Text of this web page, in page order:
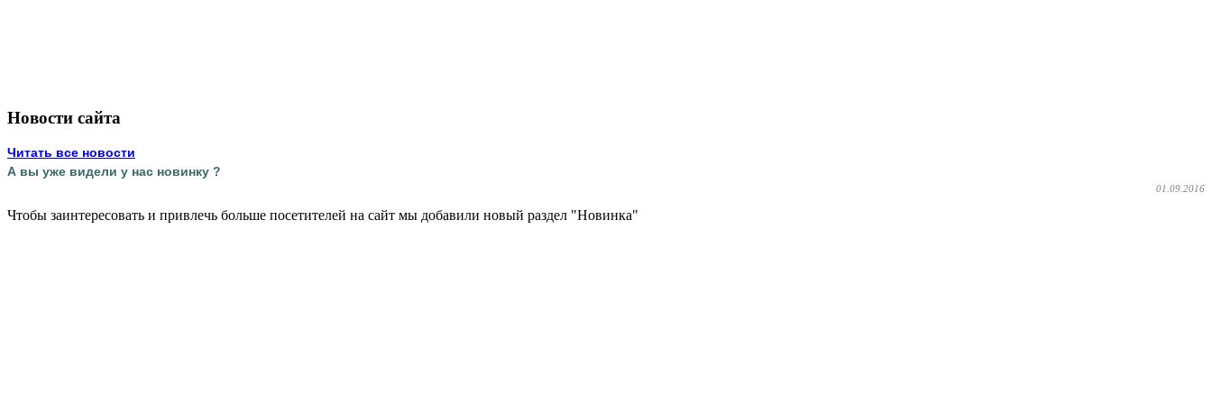
Новости сайта
Читать все новости
А вы уже видели у нас новинку ?
01.09.2016
Чтобы заинтересовать и привлечь больше посетителей на сайт мы добавили новый раздел "Новинка"